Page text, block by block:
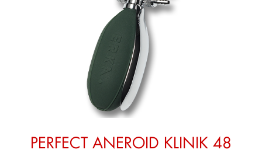
PERFECT ANEROID KLINIK 48